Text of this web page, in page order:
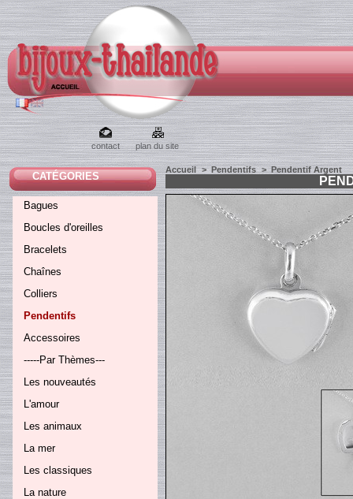
contact plan du site
CATÉGORIES
Bagues
Boucles d'oreilles
Bracelets
Chaînes
Colliers
Pendentifs
Accessoires
-----Par Thèmes---
Les nouveautés
L'amour
Les animaux
La mer
Les classiques
La nature
Accueil > Pendentifs > Pendentif Argent